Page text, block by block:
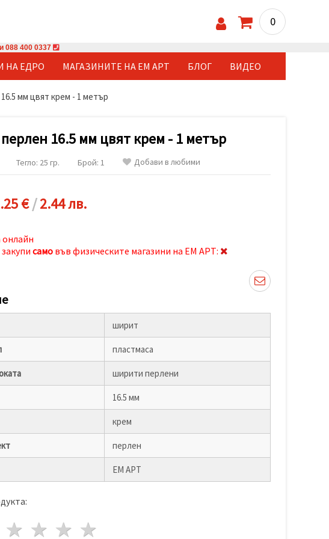
0
088 400 0337
НА ЕДРО МАГАЗИНИТЕ НА ЕМ АРТ БЛОГ ВИДЕО
мм цвят крем - 1 метър
16.5 мм цвят крем - 1 метър
Тегло: 25 гр. Брой: 1 Добави в любими
€/2.44 лв.
онлайн
само във физическите магазини на ЕМ АРТ:
ширит
пластмаса
ширити перлени
16.5 мм
крем
перлен
ЕМ АРТ
4 звезди
3 звезди
2 звезди
1 звезда